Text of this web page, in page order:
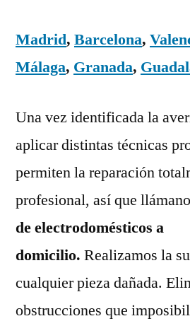
Madrid, Barcelona,
Málaga, Granada,
Una vez identificada la
aplicar distintas técnicas
permiten la reparación
profesional, así que
de electrodomésticos a
domicilio. Realizamos la
cualquier pieza dañada.
obstrucciones que